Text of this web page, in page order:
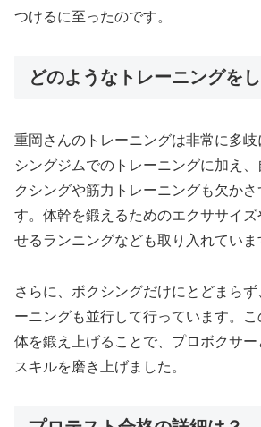
つけるに至ったのです。
どのようなトレーニングを
重岡さんのトレーニングは非常に多
シングジムでのトレーニングに加え
クシングや筋力トレーニングも欠か
す。体幹を鍛えるためのエクササイ
せるランニングなども取り入れていま
さらに、ボクシングだけにとどまら
ーニングも並行して行っています。
体を鍛え上げることで、プロボクサ
スキルを磨き上げました。